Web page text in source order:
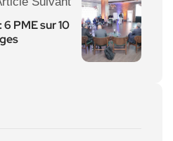
PME sur 10